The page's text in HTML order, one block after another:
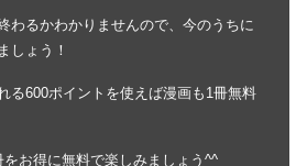
わるかわかりませんので、今のうちに
しょう！
る600ポイントを使えば漫画も1冊無料
お得に無料で楽しみましょう^^